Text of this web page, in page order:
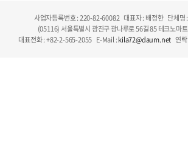
사업자등록번호 : 220-82-60082 대표자 : 배정한 단체명
(05116) 서울특별시 광진구 광나루로 56길 85 테크노마
대표전화 : +82-2-565-2055 E-Mail :kila72@daum.net 연